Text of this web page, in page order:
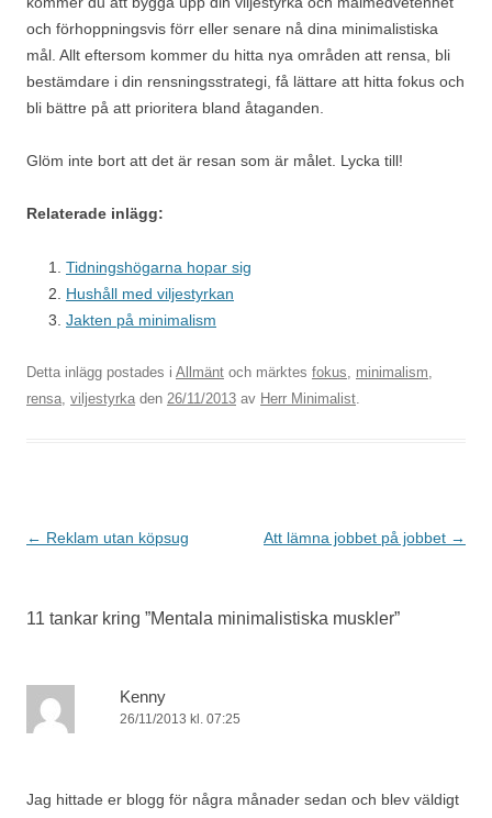
och förhoppningsvis förr eller senare nå dina minimalistiska
mål. Allt eftersom kommer du hitta nya områden att rensa, bli
bestämdare i din rensningsstrategi, få lättare att hitta fokus och
bli bättre på att prioritera bland åtaganden.
Glöm inte bort att det är resan som är målet. Lycka till!
Relaterade inlägg:
Tidningshögarna hopar sig
Hushåll med viljestyrkan
Jakten på minimalism
Detta inlägg postades i Allmänt och märktes fokus, minimalism,
rensa, viljestyrka den 26/11/2013 av Herr Minimalist.
Inläggsnavigering
← Reklam utan köpsug Att lämna jobbet på jobbet →
11 tankar kring ”Mentala minimalistiska muskler”
Kenny
26/11/2013 kl. 07:25
Jag hittade er blogg för några månader sedan och blev väldigt